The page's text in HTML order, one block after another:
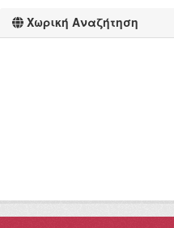
Χωρική Αναζήτηση